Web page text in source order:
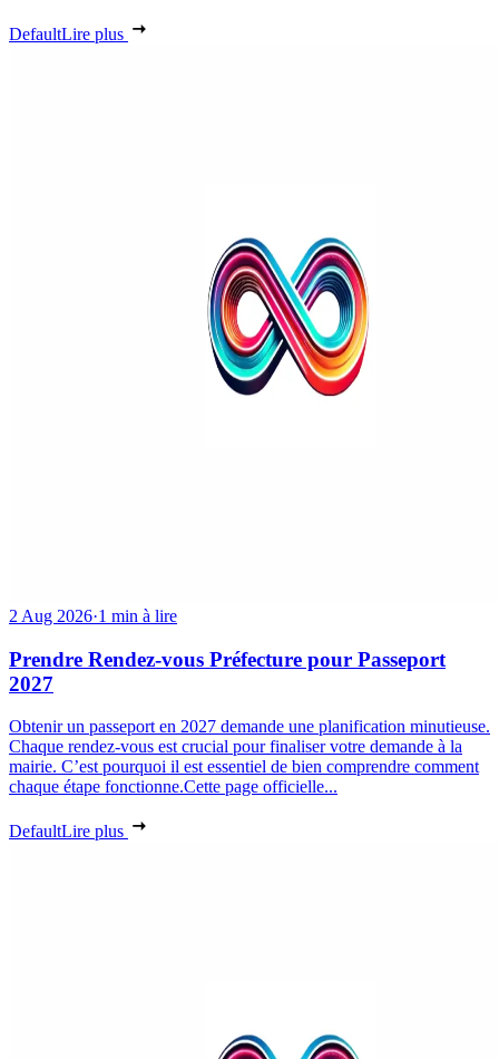
DefaultLire plus
2 Aug 2026·1 min à lire
Prendre Rendez-vous Préfecture pour Passeport
2027
Obtenir un passeport en 2027 demande une planification minutieuse.
Chaque rendez-vous est crucial pour finaliser votre demande à la
mairie. C’est pourquoi il est essentiel de bien comprendre comment
chaque étape fonctionne.Cette page officielle...
DefaultLire plus